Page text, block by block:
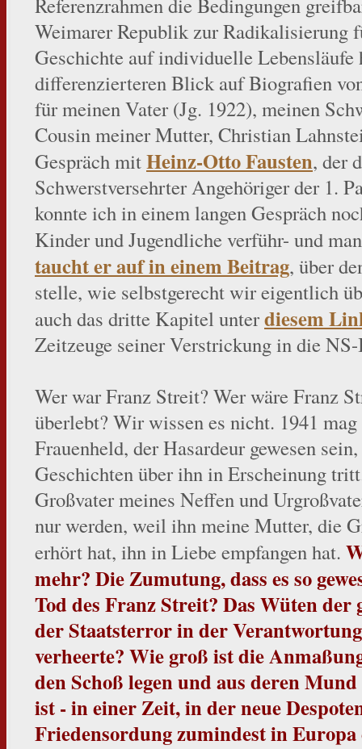
Referenzrahmen die Bedingungen
Weimarer Republik zur Radikalisierung
Geschichte auf individuelle Lebensläufe
differenzierteren Blick auf Biografien
für meinen Vater (Jg. 1922), meinen
Cousin meiner Mutter, Christian
Gespräch mitHeinz-Otto Fausten, der
Schwerstversehrter Angehöriger der 1.
konnte ich in einem langen Gespräch
Kinder und Jugendliche verführ- und
taucht er auf in einem Beitrag, über
stelle, wie selbstgerecht wir eigentlich
auch das dritte Kapitel unterdiesem
Zeitzeuge seiner Verstrickung in die
Wer war Franz Streit? Wer wäre Franz
überlebt? Wir wissen es nicht. 1941 mag
Frauenheld, der Hasardeur gewesen
Geschichten über ihn in Erscheinung
Großvater meines Neffen und
nur werden, weil ihn meine Mutter, die
erhört hat, ihn in Liebe empfangen hat.
mehr? Die Zumutung, dass es so
Tod des Franz Streit? Das Wüten
der Staatsterror in der
verheerte? Wie groß ist die
den Schoß legen und aus deren
ist - in einer Zeit, in der neue
Friedensordung zumindest in